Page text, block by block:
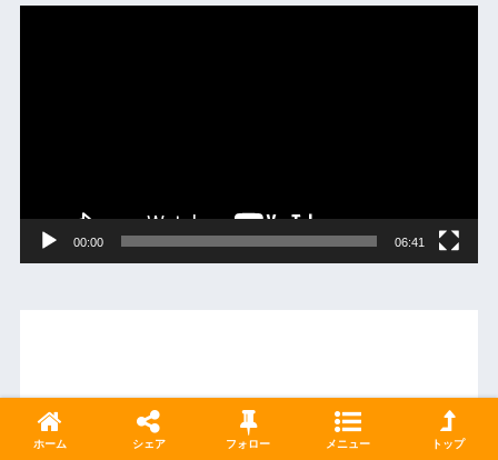
ー
00:00 06:41
ホーム シェア フォロー メニュー トップ